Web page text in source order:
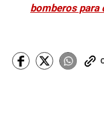
bomberos para